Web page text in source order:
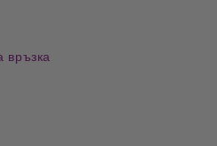
връзка